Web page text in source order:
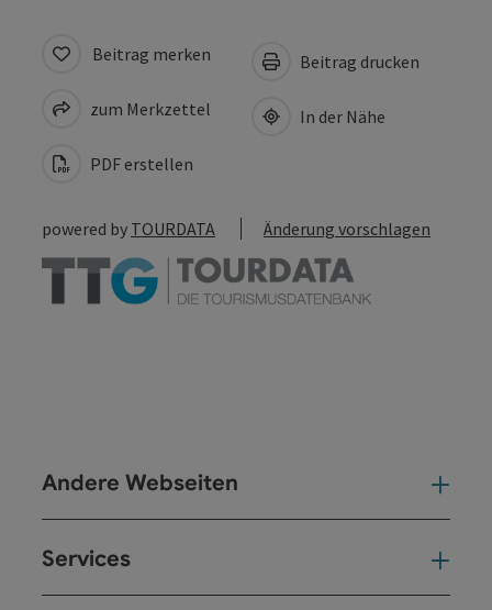
Beitrag merken
zum Merkzettel
PDF erstellen
Beitrag drucken
In der Nähe
powered by TOURDATA Änderung vorschlagen
Andere Webseiten
Services